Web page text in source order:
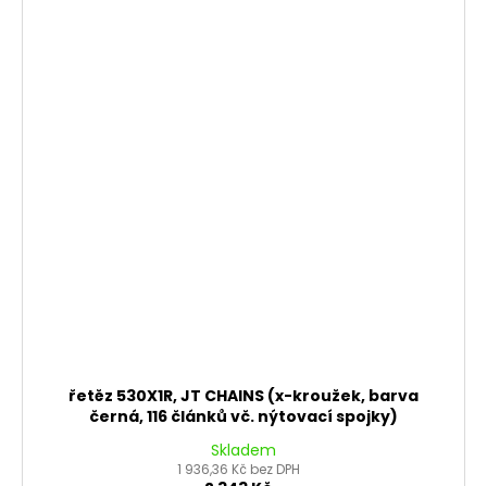
řetěz 530X1R, JT CHAINS (x-kroužek, barva
černá, 116 článků vč. nýtovací spojky)
Skladem
1 936,36 Kč bez DPH